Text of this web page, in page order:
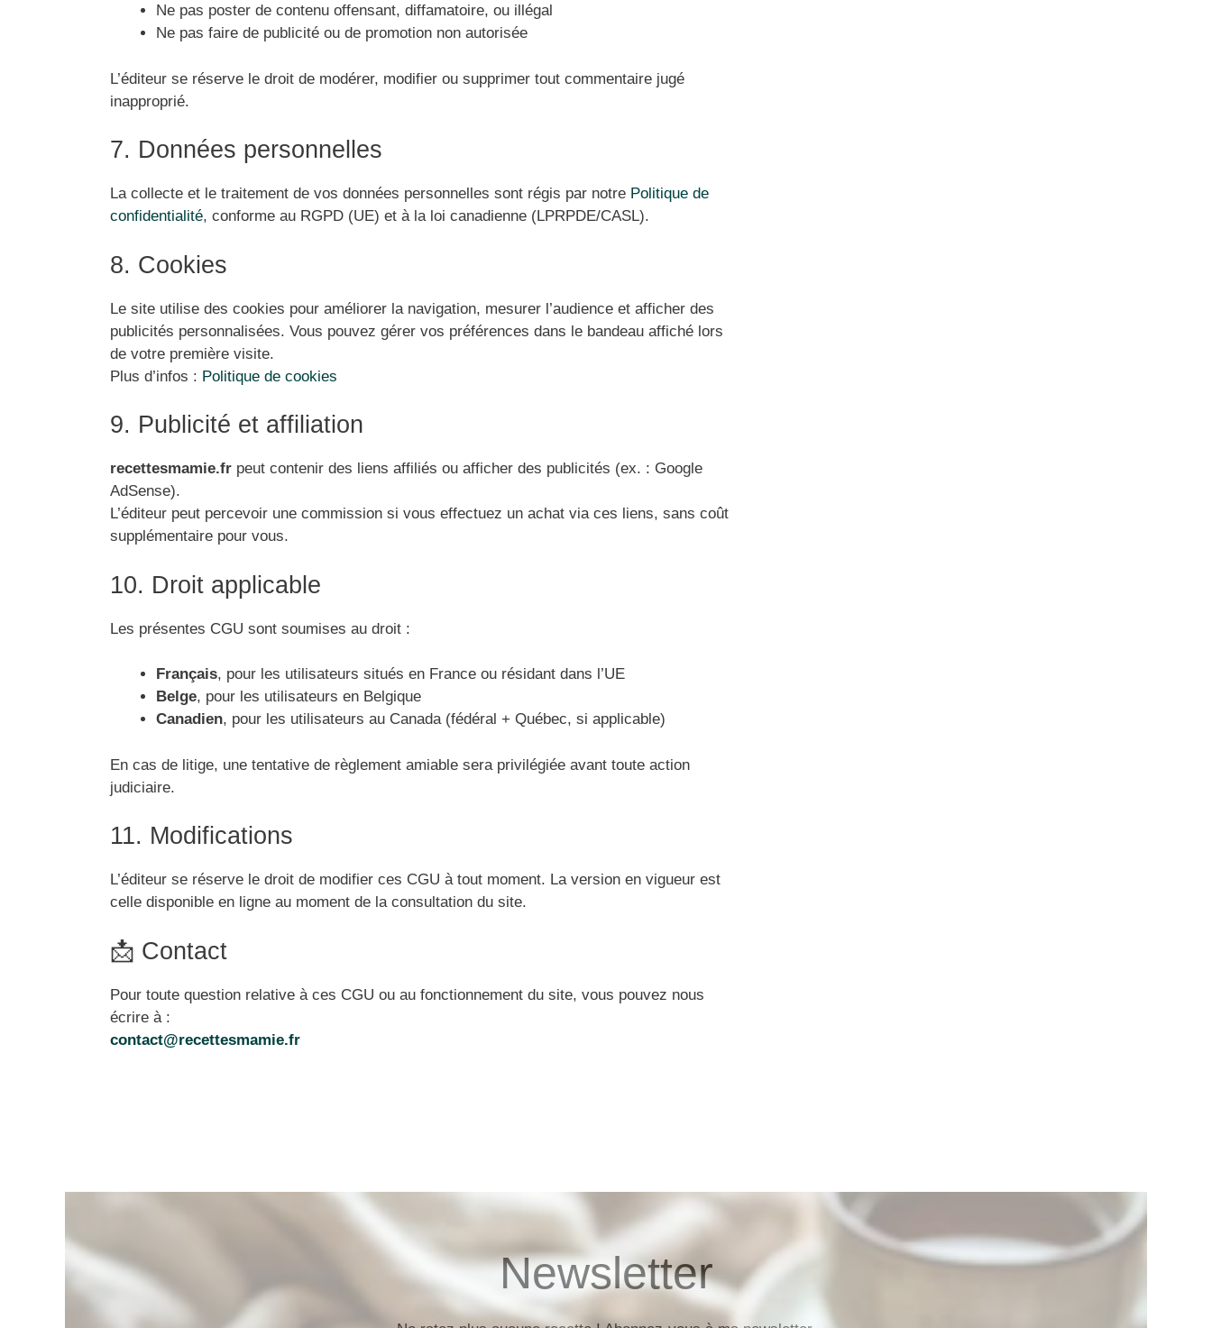
Ne pas poster de contenu offensant, diffamatoire, ou illégal
Ne pas faire de publicité ou de promotion non autorisée
L’éditeur se réserve le droit de modérer, modifier ou supprimer tout commentaire jugé
inapproprié.
7. Données personnelles
La collecte et le traitement de vos données personnelles sont régis par notre Politique de
confidentialité, conforme au RGPD (UE) et à la loi canadienne (LPRPDE/CASL).
8. Cookies
Le site utilise des cookies pour améliorer la navigation, mesurer l’audience et afficher des
publicités personnalisées. Vous pouvez gérer vos préférences dans le bandeau affiché lors
de votre première visite.
Plus d’infos : Politique de cookies
9. Publicité et affiliation
recettesmamie.fr peut contenir des liens affiliés ou afficher des publicités (ex. : Google
AdSense).
L’éditeur peut percevoir une commission si vous effectuez un achat via ces liens, sans coût
supplémentaire pour vous.
10. Droit applicable
Les présentes CGU sont soumises au droit :
Français, pour les utilisateurs situés en France ou résidant dans l’UE
Belge, pour les utilisateurs en Belgique
Canadien, pour les utilisateurs au Canada (fédéral + Québec, si applicable)
En cas de litige, une tentative de règlement amiable sera privilégiée avant toute action
judiciaire.
11. Modifications
L’éditeur se réserve le droit de modifier ces CGU à tout moment. La version en vigueur est
celle disponible en ligne au moment de la consultation du site.
📩 Contact
Pour toute question relative à ces CGU ou au fonctionnement du site, vous pouvez nous
écrire à :
contact@recettesmamie.fr
Newsletter